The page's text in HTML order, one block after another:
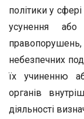
політики у
усунення або
небезпечних
їх учиненню
органів
діяльності